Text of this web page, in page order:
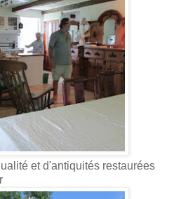
et d'antiquités restaurées